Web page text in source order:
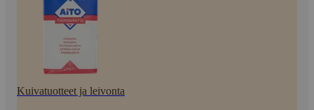
Kuivatuotteet ja leivonta